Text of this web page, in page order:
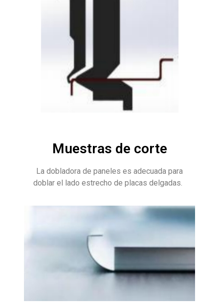
Muestras de corte
La dobladora de paneles es adecuada para
doblar el lado estrecho de placas delgadas.